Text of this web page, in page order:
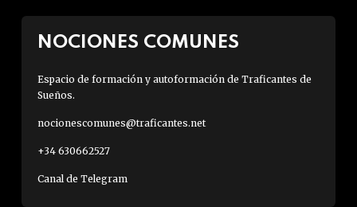
NOCIONES COMUNES
Espacio de formación y autoformación de Traficantes de
Sueños.
nocionescomunes@traficantes.net
+34 630662527
Canal de Telegram